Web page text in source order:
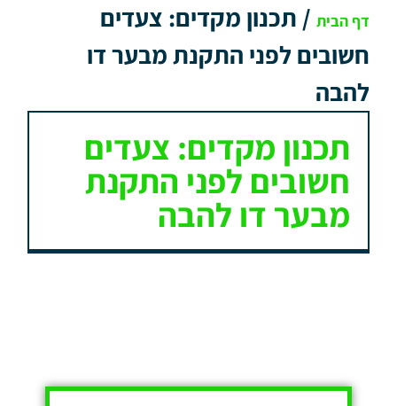
דף הבית / תכנון מקדים: צעדים
חשובים לפני התקנת מבער דו
להבה
תכנון מקדים: צעדים
חשובים לפני התקנת
מבער דו להבה